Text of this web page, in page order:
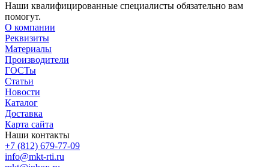
Наши квалифицированные специалисты обязательно вам
помогут.
О компании
Реквизиты
Материалы
Производители
ГОСТы
Статьи
Новости
Каталог
Доставка
Карта сайта
Наши контакты
+7 (812) 679-77-09
info@mkt-rti.ru